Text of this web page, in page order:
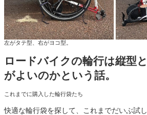
左がタテ型、右がヨコ型。
ロードバイクの輪行は縦型
がよいのかという話。
これまでに購入した輪行袋たち
快適な輪行袋を探して、これまでだいぶ試